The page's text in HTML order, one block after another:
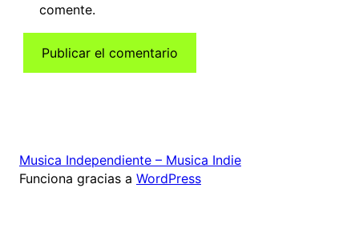
comente.
Musica Independiente – Musica Indie
Funciona gracias a WordPress